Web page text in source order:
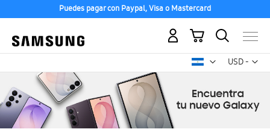
Puedes pagar con Paypal, Visa o Mastercard
USD -
dólar
Mi carrito